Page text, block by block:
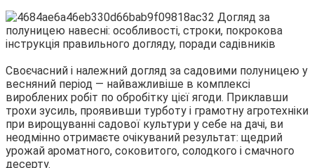
Своєчасний і належний догляд за садовими полуницею у
весняний період — найважливіше в комплексі
вироблених робіт по обробітку цієї ягоди. Приклавши
трохи зусиль, проявивши турботу і грамотну агротехніки
при вирощуванні садової культури у себе на дачі, ви
неодмінно отримаєте очікуваний результат: щедрий
урожай ароматного, соковитого, солодкого і смачного
десерту.